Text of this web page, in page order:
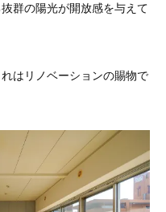
群の陽光が開放感を与えて
はリノベーションの賜物で